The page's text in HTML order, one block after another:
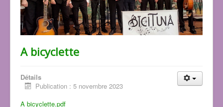
A bicyclette
Détails
Publication : 5 novembre 2023
A bicyclette.pdf